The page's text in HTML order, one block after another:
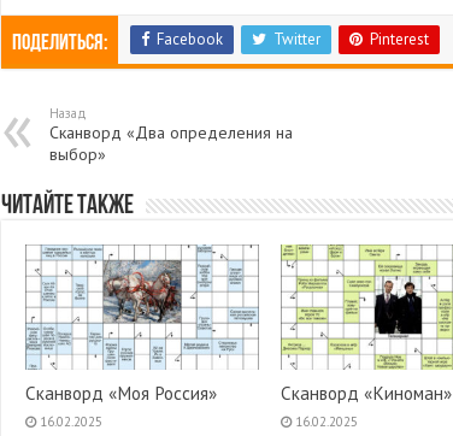
Поделиться: Facebook Twitter Pinterest
Назад
Сканворд «Два определения на
выбор»
Читайте также
Сканворд «Моя Россия»
16.02.2025
Сканворд «Киноман»
16.02.2025